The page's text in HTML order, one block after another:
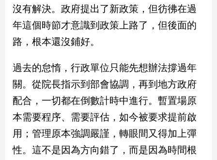
際
社
會/
地
新
病
毒
專
區
南
沒有解決。政府提出了新政策，但彷彿在過
年這個時節才意識到政策上路了，但後面的
路，根本還沒鋪好。
過去的怠惰，行政單位只能先想辦法撐過年
關。從院長指示到部會協調，再到地方政府
配合，一切都在倒數計時中進行。暫置場原
本需要程序、需要評估，如今被要求提前啟
用；管理原本強調嚴謹，轉眼間又得加上彈
性。這不是因為方向錯了，而是因為時間根